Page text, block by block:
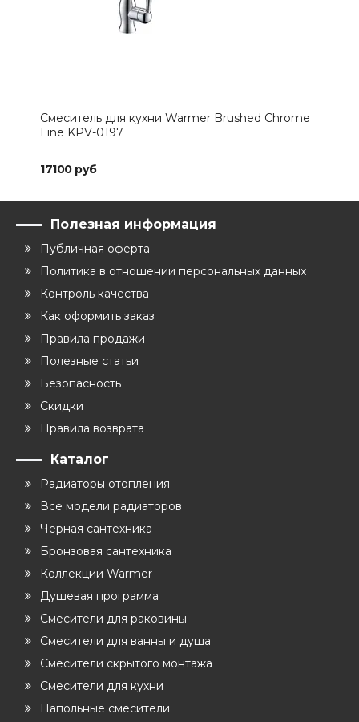
Смеситель для кухни Warmer Brushed Chrome
Line KPV-0197
17100 руб
Полезная информация
Публичная оферта
Политика в отношении персональных данных
Контроль качества
Как оформить заказ
Правила продажи
Полезные статьи
Безопасность
Скидки
Правила возврата
Каталог
Радиаторы отопления
Все модели радиаторов
Черная сантехника
Бронзовая сантехника
Коллекции Warmer
Душевая программа
Смесители для раковины
Смесители для ванны и душа
Смесители скрытого монтажа
Смесители для кухни
Напольные смесители